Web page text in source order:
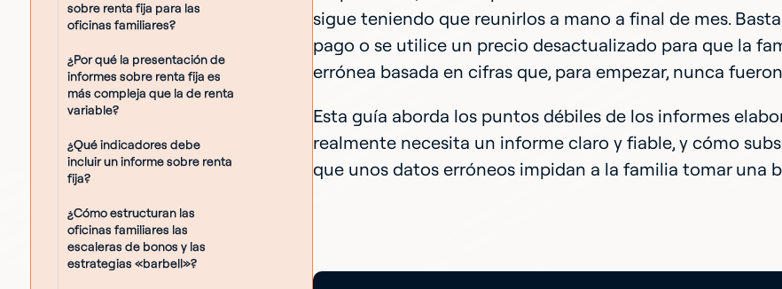
sobre renta fija para las
oficinas familiares?
¿Por qué la presentación de
informes sobre renta fija es
más compleja que la de renta
variable?
¿Qué indicadores debe
incluir un informe sobre renta
fija?
¿Cómo estructuran las
oficinas familiares las
escaleras de bonos y las
estrategias «barbell»?
sigue teniendo que reunirlos a mano a final de mes.
pago o se utilice un precio desactualizado para que la
errónea basada en cifras que, para empezar, nunca
Esta guía aborda los puntos débiles de los informes
realmente necesita un informe claro y fiable, y cómo
que unos datos erróneos impidan a la familia tomar una